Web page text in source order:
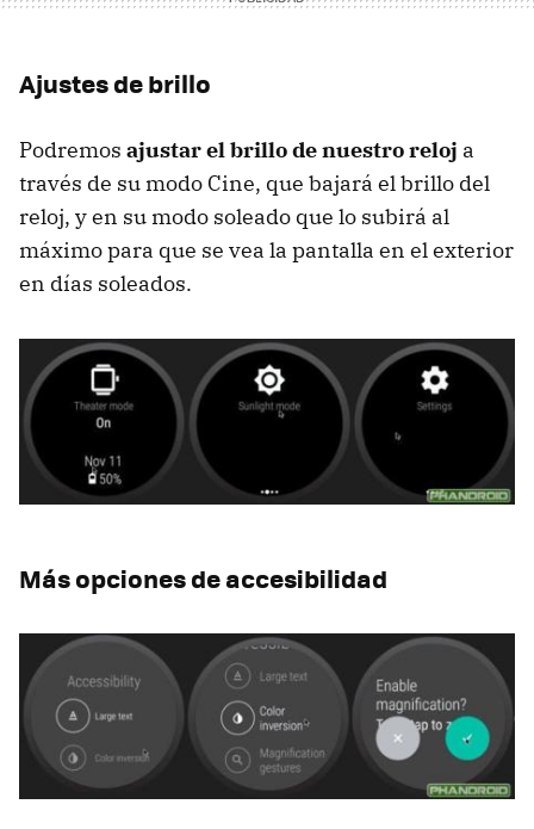
Ajustes de brillo
Podremos ajustar el brillo de nuestro reloj a
través de su modo Cine, que bajará el brillo del
reloj, y en su modo soleado que lo subirá al
máximo para que se vea la pantalla en el exterior
en días soleados.
Más opciones de accesibilidad